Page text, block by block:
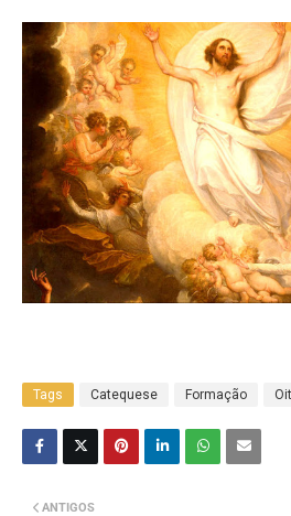
Tags Catequese Formação
ANTIGOS